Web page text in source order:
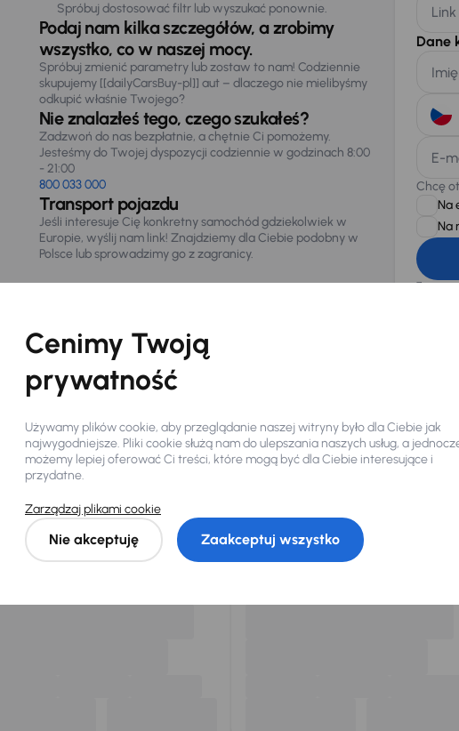
Spróbuj dostosować filtr lub wyszukać ponownie.
Podaj nam kilka szczegółów, a zrobimy
wszystko, co w naszej mocy.
Spróbuj zmienić parametry lub zostaw to nam! Codziennie
skupujemy [[dailyCarsBuy-pl]] aut – dlaczego nie mielibyśmy
odkupić właśnie Twojego?
Nie znalazłeś tego, czego szukałeś?
Zadzwoń do nas bezpłatnie, a chętnie Ci pomożemy.
Jesteśmy do Twojej dyspozycji codziennie w godzinach 8:00
- 21:00
800 033 000
Transport pojazdu
Jeśli interesuje Cię konkretny samochód gdziekolwiek w
Europie, wyślij nam link! Znajdziemy dla Ciebie podobny w
Polsce lub sprowadzimy go z zagranicy.
Dane
E-
Chcę
Na
Na
874/15,
Ciebie
Kupimy dla Ciebiedo 400 pojazdówkażdego dnia.
Cenimy Twoją
prywatność
Używamy plików cookie, aby przeglądanie naszej witryny było dla Ciebie jak
najwygodniejsze. Pliki cookie służą nam do ulepszania naszych usług, a
możemy lepiej oferować Ci treści, które mogą być dla Ciebie interesujące i
przydatne.
Zarządzaj plikami cookie
Nie akceptuję Zaakceptuj wszystko